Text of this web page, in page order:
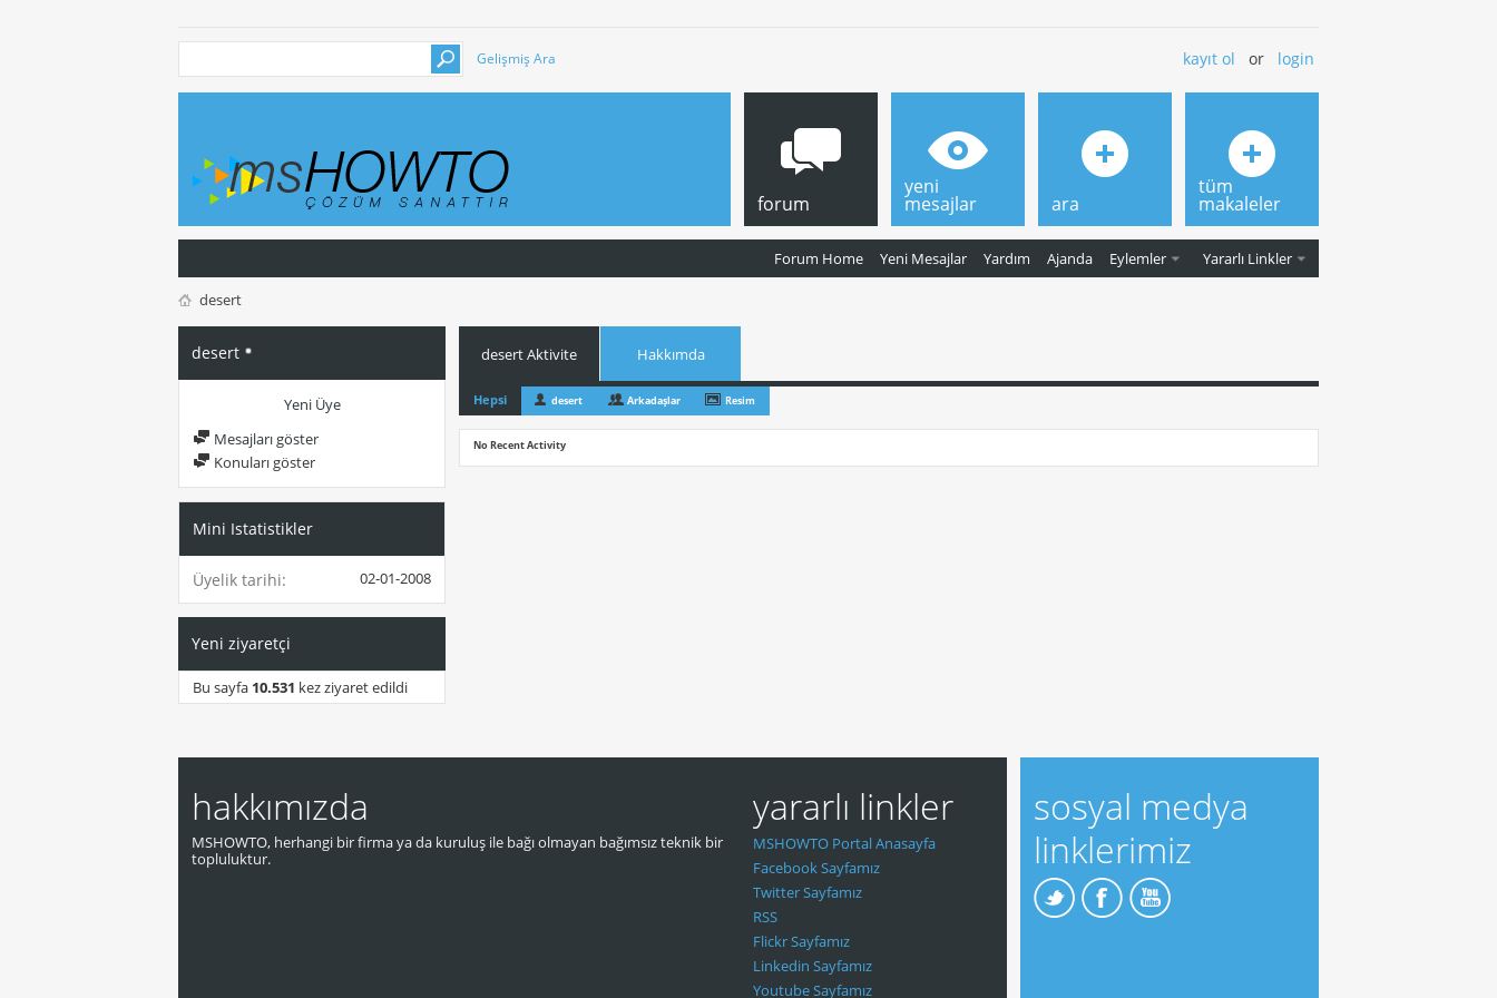
Gelişmiş Ara kayıt ol or login
forum
Forum Home Yeni Mesajlar Yardım Ajanda Eylemler Yararlı Linkler
yeni
mesajlar ara
tüm
makaleler
desert
desert
Yeni Üye
Mesajları göster
Konuları göster
Mini Istatistikler
Üyelik tarihi 02-01-2008
Yeni ziyaretçi
Bu sayfa 10.531 kez ziyaret edildi
desert Aktivite Hakkımda
Hepsi desert Arkadaşlar Resim
No Recent Activity
hakkımızda
MSHOWTO, herhangi bir firma ya da kuruluş ile bağı olmayan bağımsız teknik bir
topluluktur.
yararlı linkler
MSHOWTO Portal Anasayfa
Facebook Sayfamız
Twitter Sayfamız
RSS
Flickr Sayfamız
Linkedin Sayfamız
Youtube Sayfamız
sosyal medya
linklerimiz